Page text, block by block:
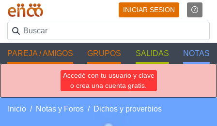
INICIAR SESION
PAREJA / AMIGOS GRUPOS SALIDAS NOTAS
Accedé con tu usuario y clave
o crea una cuenta gratis.
Inicio Notas y Foros Dichos y proverbios